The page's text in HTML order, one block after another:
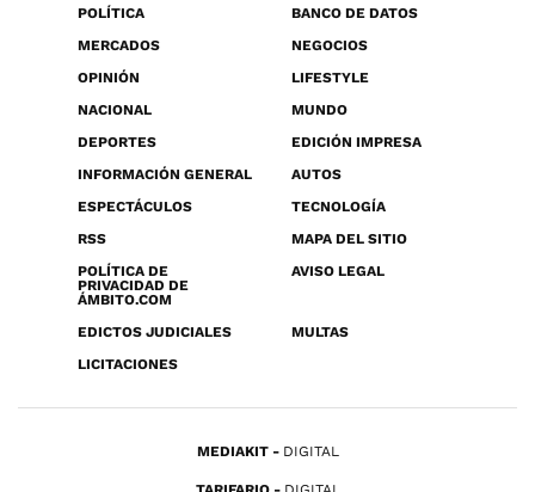
POLÍTICA
BANCO DE DATOS
MERCADOS
NEGOCIOS
OPINIÓN
LIFESTYLE
NACIONAL
MUNDO
DEPORTES
EDICIÓN IMPRESA
INFORMACIÓN GENERAL
AUTOS
ESPECTÁCULOS
TECNOLOGÍA
RSS
MAPA DEL SITIO
POLÍTICA DE
PRIVACIDAD DE
ÁMBITO.COM
AVISO LEGAL
EDICTOS JUDICIALES
MULTAS
LICITACIONES
MEDIAKIT DIGITAL